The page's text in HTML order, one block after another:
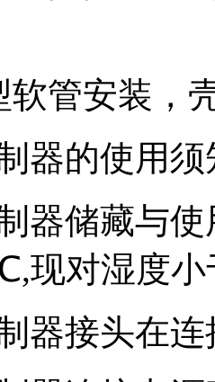
软管安装，
器的使用须
器储藏与
现对湿度小
器接头在